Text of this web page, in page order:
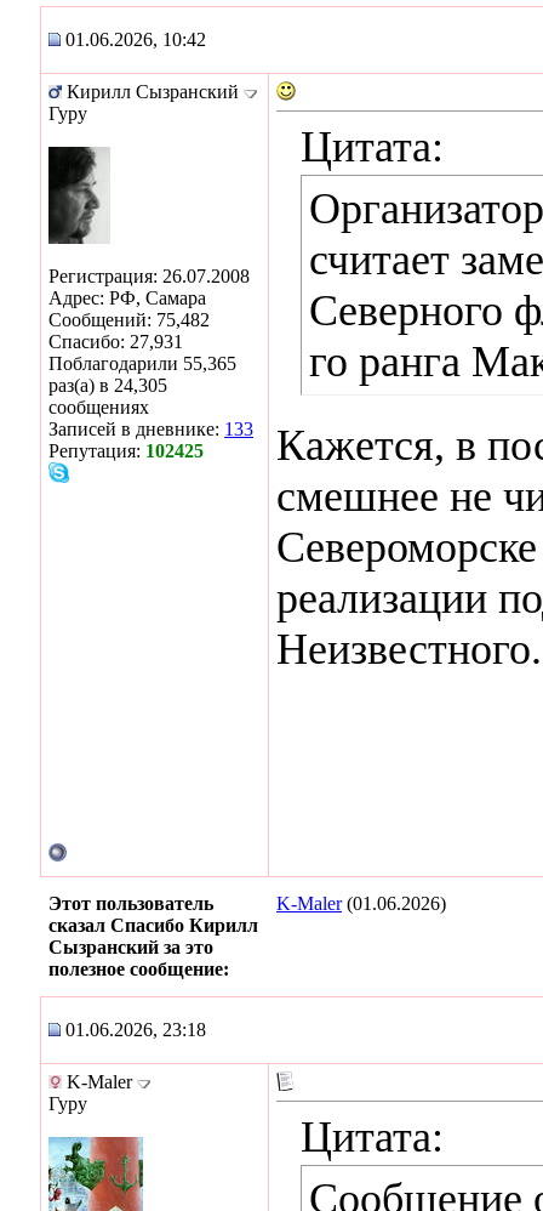
01.06.2026, 10:42
Кирилл Сызранский
Гуру
Регистрация: 26.07.2008
Адрес: РФ, Самара
Сообщений: 75,482
Спасибо: 27,931
Поблагодарили 55,365
раз(а) в 24,305
сообщениях
Записей в дневнике: 133
Репутация: 102425
Цитата:
считает
Северного
го ранга
Кажется, в
смешнее не
реализации
Неизвестного.
Этот пользователь
сказал Спасибо Кирилл
Сызранский за это
полезное сообщение:
K-Maler(01.06.2026)
01.06.2026, 23:18
K-Maler
Гуру
Цитата:
Сообщение